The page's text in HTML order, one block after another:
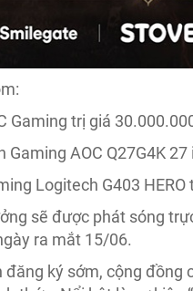
Gaming trị giá
Gaming AOC Q27G4K
Logitech G403
sẽ được phát sóng
ra mắt 15/06.
ký sớm, cộng đồng